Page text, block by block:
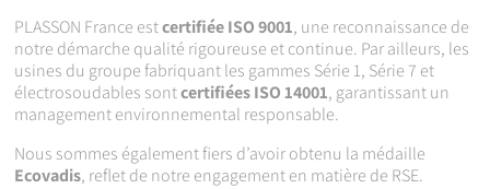
PLASSON France estcertifiée ISO 9001, une reconnaissance de
notre démarche qualité rigoureuse et continue. Par ailleurs, les
usines du groupe fabriquant les gammes Série 1, Série 7 et
électrosoudables sontcertifiées ISO 14001, garantissant un
management environnemental responsable.
Nous sommes également fiers d’avoir obtenu la médaille
Ecovadis, reflet de notre engagement en matière de RSE.